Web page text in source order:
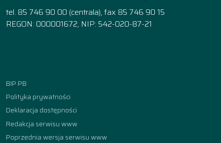
tel. 85 746 90 00 (centrala), fax 85 746 90 15
REGON: 000001672, NIP: 542-020-87-21
BIP PB
Polityka prywatności
Deklaracja dostępności
Redakcja serwisu www
Poprzednia wersja serwisu www